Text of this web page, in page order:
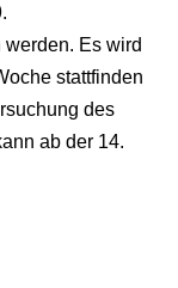
Es wird
stattfinden
des
ab der 14.